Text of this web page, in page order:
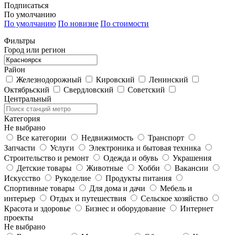
Подписаться
По умолчанию
По умолчанию По новизне По стоимости
Фильтры
Город или регион
Район
Железнодорожный
Кировский
Ленинский
Октябрьский
Свердловский
Советский
Центральный
Категория
Не выбрано
Все категории
Недвижимость
Транспорт
Запчасти
Услуги
Электроника и бытовая техника
Строительство и ремонт
Одежда и обувь
Украшения
Детские товары
Животные Хобби
Вакансии
Искусство
Рукоделие
Продукты питания
Спортивные товары
Для дома и дачи
Мебель и
интерьер
Отдых и путешествия
Сельское хозяйство
Красота и здоровье
Бизнес и оборудование
Интернет
проекты
Не выбрано